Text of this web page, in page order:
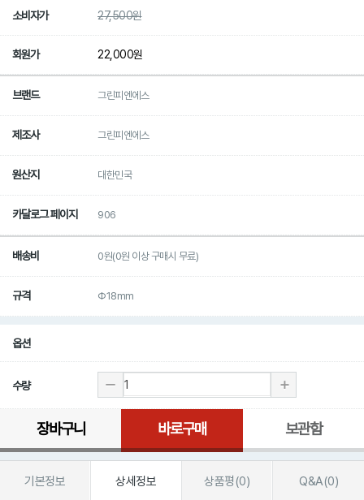
소비자가 27,500원
회원가 22,000원
브랜드 그린피엔에스
제조사 그린피엔에스
원산지 대한민국
카달로그 페이지 906
배송비 0원(0원 이상 구매시 무료)
규격 Φ18mm
옵션
수량
장바구니 바로구매 보관함
기본정보 상세정보 상품평(0) Q&A(0)